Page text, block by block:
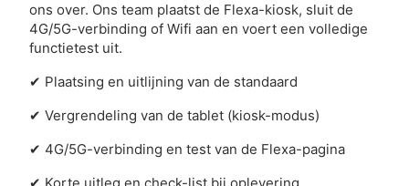
ons over. Ons team plaatst de Flexa-kiosk, sluit de
4G/5G-verbinding of Wifi aan en voert een volledige
functietest uit.
✔ Plaatsing en uitlijning van de standaard
✔ Vergrendeling van de tablet (kiosk-modus)
✔ 4G/5G-verbinding en test van de Flexa-pagina